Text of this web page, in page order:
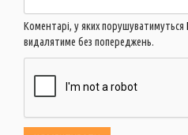
Коментарі, у яких порушуватимуться
видалятиме без попереджень.